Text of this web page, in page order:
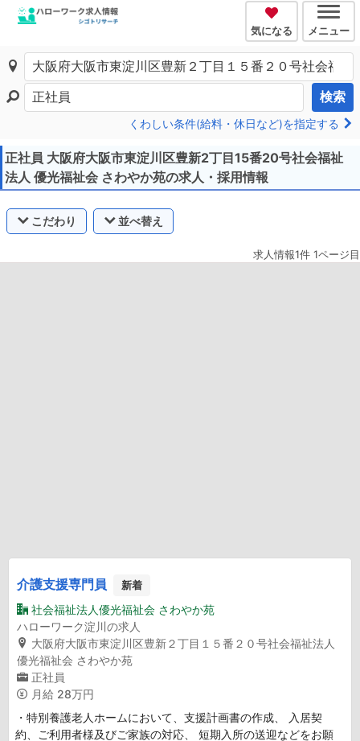
気になる メニュー
検索
くわしい条件(給料・休日など)を指定する
正社員 大阪府大阪市東淀川区豊新2丁目15番20号社会福祉
法人 優光福祉会 さわやか苑の求人・採用情報
こだわり 並べ替え
求人情報1件 1ページ目
介護支援専門員 新着
社会福祉法人優光福祉会 さわやか苑
ハローワーク淀川の求人
大阪府大阪市東淀川区豊新２丁目１５番２０号社会福祉法人
優光福祉会 さわやか苑
正社員
月給 28万円
・特別養護老人ホームにおいて、支援計画書の作成、 入居契
約、ご利用者様及びご家族の対応、 短期入所の送迎などをお願